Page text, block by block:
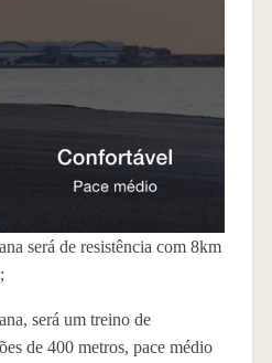
será de resistência com 8km
será um treino de
de 400 metros, pace médio